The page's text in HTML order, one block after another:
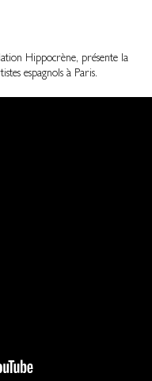
Hippocrène, présente la
espagnols à Paris.